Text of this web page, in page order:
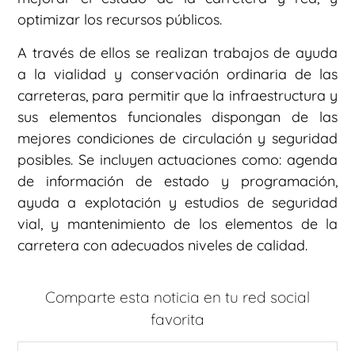
optimizar los recursos públicos.
A través de ellos se realizan trabajos de ayuda
a la vialidad y conservación ordinaria de las
carreteras, para permitir que la infraestructura y
sus elementos funcionales dispongan de las
mejores condiciones de circulación y seguridad
posibles. Se incluyen actuaciones como: agenda
de información de estado y programación,
ayuda a explotación y estudios de seguridad
vial, y mantenimiento de los elementos de la
carretera con adecuados niveles de calidad.
Comparte esta noticia en tu red social
favorita